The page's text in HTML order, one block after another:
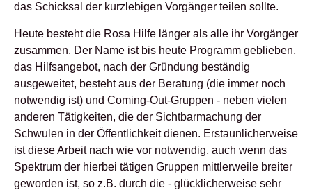
das Schicksal der kurzlebigen Vorgänger teilen sollte.
Heute besteht die Rosa Hilfe länger als alle ihr Vorgänger
zusammen. Der Name ist bis heute Programm geblieben,
das Hilfsangebot, nach der Gründung beständig
ausgeweitet, besteht aus der Beratung (die immer noch
notwendig ist) und Coming-Out-Gruppen - neben vielen
anderen Tätigkeiten, die der Sichtbarmachung der
Schwulen in der Öffentlichkeit dienen. Erstaunlicherweise
ist diese Arbeit nach wie vor notwendig, auch wenn das
Spektrum der hierbei tätigen Gruppen mittlerweile breiter
geworden ist, so z.B. durch die - glücklicherweise sehr